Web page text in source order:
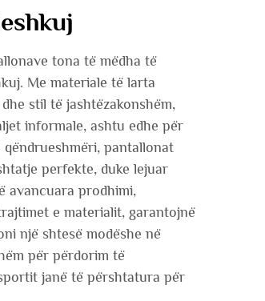
tona të mëdha të
Me materiale të larta
stil të jashtëzakonshëm,
informale, ashtu edhe për
pantallonat
perfekte, duke lejuar
avancuara prodhimi,
e materialit, garantojnë
një shtesë modëshe në
për përdorim të
janë të përshtatura për